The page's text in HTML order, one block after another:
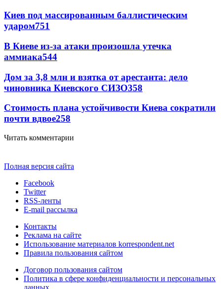
Киев под массированным баллистическим
ударом751
В Киеве из-за атаки произошла утечка
аммиака544
Дом за 3,8 млн и взятка от арестанта: дело
чиновника Киевского СИЗО358
Стоимость плана устойчивости Киева сократили
почти вдвое258
Читать комментарии
Полная версия сайта
Facebook
Twitter
RSS-ленты
E-mail рассылка
Контакты
Реклама на сайте
Использование материалов korrespondent.net
Правила пользования сайтом
Договор пользования сайтом
Политика в сфере конфиденциальности и персональных
данных